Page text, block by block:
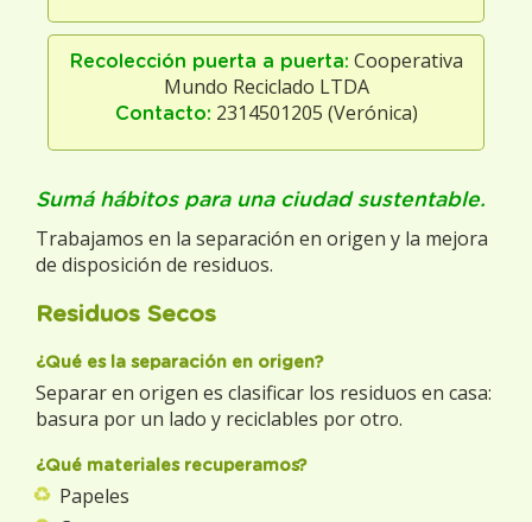
Recolección puerta a puerta: Cooperativa
Mundo Reciclado LTDA
Contacto: 2314501205 (Verónica)
Sumá hábitos para una ciudad sustentable.
Trabajamos en la separación en origen y la mejora
de disposición de residuos.
Residuos Secos
¿Qué es la separación en origen?
Separar en origen es clasificar los residuos en casa:
basura por un lado y reciclables por otro.
¿Qué materiales recuperamos?
Papeles